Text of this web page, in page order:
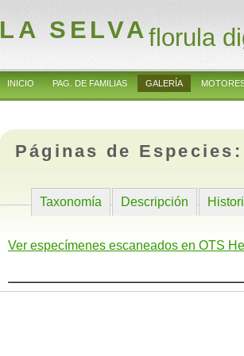
LA SELVAflorula
INICIO PAG. DE FAMILIAS GALERÍA
Páginas de
Taxonomía Descripción
Ver especímenes escaneados en OTS